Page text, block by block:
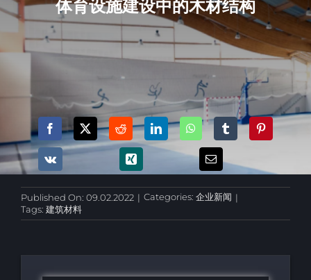
体育设施建设中的木材结构
Published On: 09.02.2022 | Categories: 企业新闻 |
Tags: 建筑材料